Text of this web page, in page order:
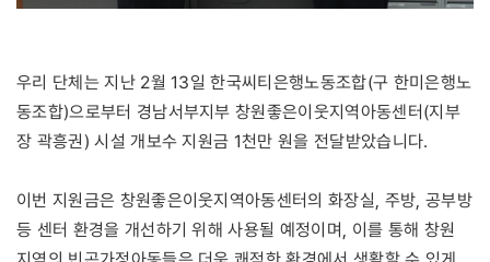
우리 단체는 지난 2월 13일 한국씨티은행노동조합(구 한미은행노
동조합)으로부터 경남서부지부 창원좋은이웃지역아동센터(지부
장 곽흥권) 시설 개보수 지원금 1천만 원을 전달받았습니다.
이번 지원금은 창원좋은이웃지역아동센터의 화장실, 주방, 공부방
등 센터 환경을 개선하기 위해 사용될 예정이며, 이를 통해 창원